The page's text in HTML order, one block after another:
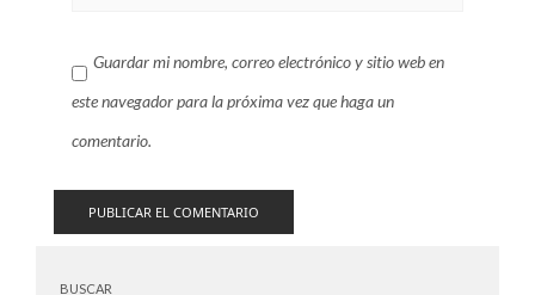
Guardar mi nombre, correo electrónico y sitio web en
este navegador para la próxima vez que haga un
comentario.
BUSCAR